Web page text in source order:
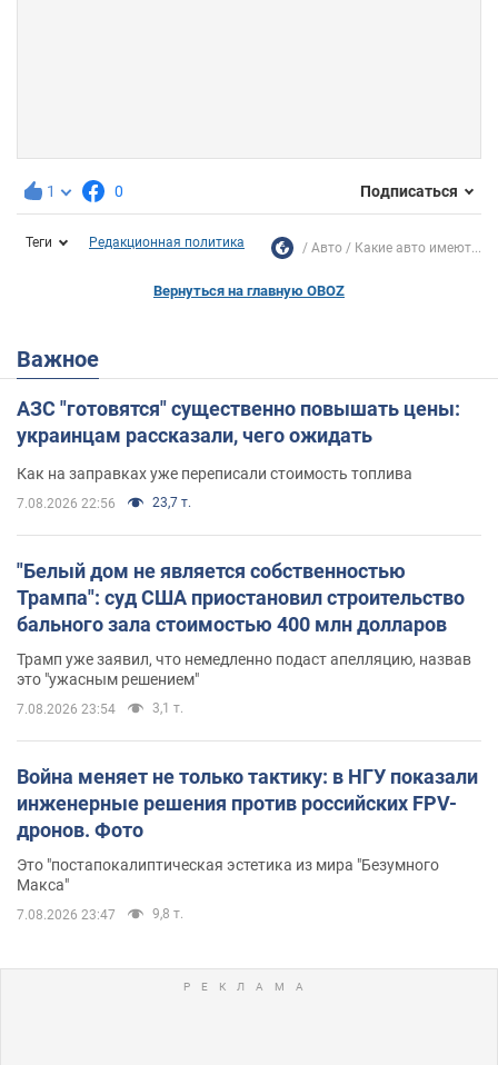
1 0 Подписаться
Теги Редакционная политика Авто Какие авто имеют...
Вернуться на главную OBOZ
Важное
АЗС "готовятся" существенно повышать цены:
украинцам рассказали, чего ожидать
Как на заправках уже переписали стоимость топлива
7.08.2026 22:56 23,7 т.
"Белый дом не является собственностью
Трампа": суд США приостановил строительство
бального зала стоимостью 400 млн долларов
Трамп уже заявил, что немедленно подаст апелляцию, назвав
это "ужасным решением"
7.08.2026 23:54 3,1 т.
Война меняет не только тактику: в НГУ показали
инженерные решения против российских FPV-
дронов. Фото
Это "постапокалиптическая эстетика из мира "Безумного
Макса"
7.08.2026 23:47 9,8 т.